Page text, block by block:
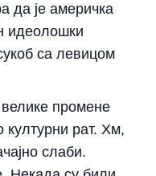
да је америчка
идеолошки
са левицом
промене
рат. Хм,
слаби.